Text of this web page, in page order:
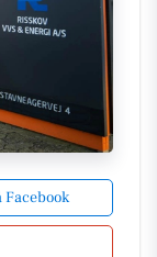
Facebook